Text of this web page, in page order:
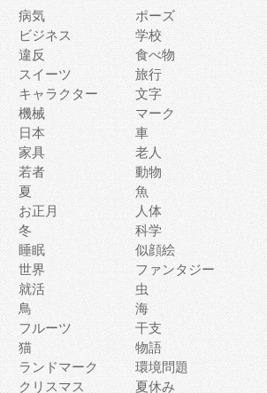
病気
ポーズ
ビジネス
学校
違反
食べ物
スイーツ
旅行
キャラクター
文字
機械
マーク
日本
車
家具
老人
若者
動物
夏
魚
お正月
人体
冬
科学
睡眠
似顔絵
世界
ファンタジー
就活
虫
鳥
海
フルーツ
干支
猫
物語
ランドマーク
環境問題
クリスマス
夏休み